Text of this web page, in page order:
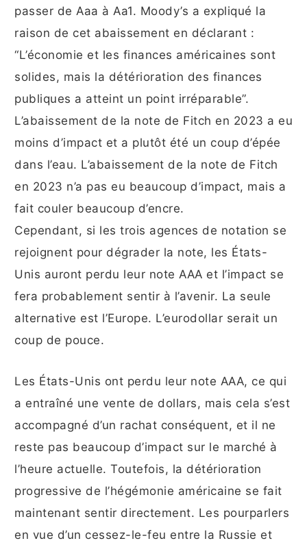
passer de Aaa à Aa1. Moody’s a expliqué la
raison de cet abaissement en déclarant :
“L’économie et les finances américaines sont
solides, mais la détérioration des finances
publiques a atteint un point irréparable”.
L’abaissement de la note de Fitch en 2023 a eu
moins d’impact et a plutôt été un coup d’épée
dans l’eau. L’abaissement de la note de Fitch
en 2023 n’a pas eu beaucoup d’impact, mais a
fait couler beaucoup d’encre.
Cependant, si les trois agences de notation se
rejoignent pour dégrader la note, les États-
Unis auront perdu leur note AAA et l’impact se
fera probablement sentir à l’avenir. La seule
alternative est l’Europe. L’eurodollar serait un
coup de pouce.
Les États-Unis ont perdu leur note AAA, ce qui
a entraîné une vente de dollars, mais cela s’est
accompagné d’un rachat conséquent, et il ne
reste pas beaucoup d’impact sur le marché à
l’heure actuelle. Toutefois, la détérioration
progressive de l’hégémonie américaine se fait
maintenant sentir directement. Les pourparlers
en vue d’un cessez-le-feu entre la Russie et